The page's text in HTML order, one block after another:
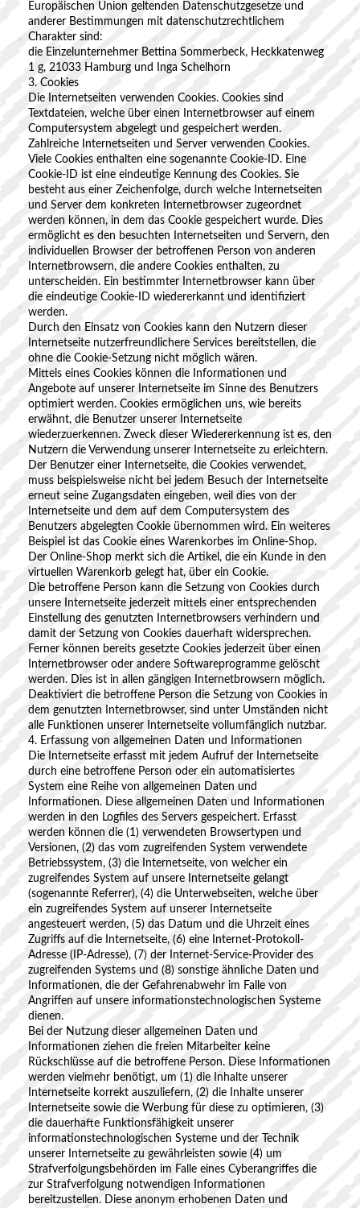
Europäischen Union geltenden Datenschutzgesetze und
anderer Bestimmungen mit datenschutzrechtlichem
Charakter sind:
die Einzelunternehmer Bettina Sommerbeck, Heckkatenweg
1 g, 21033 Hamburg und Inga Schelhorn
3. Cookies
Die Internetseiten verwenden Cookies. Cookies sind
Textdateien, welche über einen Internetbrowser auf einem
Computersystem abgelegt und gespeichert werden.
Zahlreiche Internetseiten und Server verwenden Cookies.
Viele Cookies enthalten eine sogenannte Cookie-ID. Eine
Cookie-ID ist eine eindeutige Kennung des Cookies. Sie
besteht aus einer Zeichenfolge, durch welche Internetseiten
und Server dem konkreten Internetbrowser zugeordnet
werden können, in dem das Cookie gespeichert wurde. Dies
ermöglicht es den besuchten Internetseiten und Servern, den
individuellen Browser der betroffenen Person von anderen
Internetbrowsern, die andere Cookies enthalten, zu
unterscheiden. Ein bestimmter Internetbrowser kann über
die eindeutige Cookie-ID wiedererkannt und identifiziert
werden.
Durch den Einsatz von Cookies kann den Nutzern dieser
Internetseite nutzerfreundlichere Services bereitstellen, die
ohne die Cookie-Setzung nicht möglich wären.
Mittels eines Cookies können die Informationen und
Angebote auf unserer Internetseite im Sinne des Benutzers
optimiert werden. Cookies ermöglichen uns, wie bereits
erwähnt, die Benutzer unserer Internetseite
wiederzuerkennen. Zweck dieser Wiedererkennung ist es, den
Nutzern die Verwendung unserer Internetseite zu erleichtern.
Der Benutzer einer Internetseite, die Cookies verwendet,
muss beispielsweise nicht bei jedem Besuch der Internetseite
erneut seine Zugangsdaten eingeben, weil dies von der
Internetseite und dem auf dem Computersystem des
Benutzers abgelegten Cookie übernommen wird. Ein weiteres
Beispiel ist das Cookie eines Warenkorbes im Online-Shop.
Der Online-Shop merkt sich die Artikel, die ein Kunde in den
virtuellen Warenkorb gelegt hat, über ein Cookie.
Die betroffene Person kann die Setzung von Cookies durch
unsere Internetseite jederzeit mittels einer entsprechenden
Einstellung des genutzten Internetbrowsers verhindern und
damit der Setzung von Cookies dauerhaft widersprechen.
Ferner können bereits gesetzte Cookies jederzeit über einen
Internetbrowser oder andere Softwareprogramme gelöscht
werden. Dies ist in allen gängigen Internetbrowsern möglich.
Deaktiviert die betroffene Person die Setzung von Cookies in
dem genutzten Internetbrowser, sind unter Umständen nicht
alle Funktionen unserer Internetseite vollumfänglich nutzbar.
4. Erfassung von allgemeinen Daten und Informationen
Die Internetseite erfasst mit jedem Aufruf der Internetseite
durch eine betroffene Person oder ein automatisiertes
System eine Reihe von allgemeinen Daten und
Informationen. Diese allgemeinen Daten und Informationen
werden in den Logfiles des Servers gespeichert. Erfasst
werden können die (1) verwendeten Browsertypen und
Versionen, (2) das vom zugreifenden System verwendete
Betriebssystem, (3) die Internetseite, von welcher ein
zugreifendes System auf unsere Internetseite gelangt
(sogenannte Referrer), (4) die Unterwebseiten, welche über
ein zugreifendes System auf unserer Internetseite
angesteuert werden, (5) das Datum und die Uhrzeit eines
Zugriffs auf die Internetseite, (6) eine Internet-Protokoll-
Adresse (IP-Adresse), (7) der Internet-Service-Provider des
zugreifenden Systems und (8) sonstige ähnliche Daten und
Informationen, die der Gefahrenabwehr im Falle von
Angriffen auf unsere informationstechnologischen Systeme
dienen.
Bei der Nutzung dieser allgemeinen Daten und
Informationen ziehen die freien Mitarbeiter keine
Rückschlüsse auf die betroffene Person. Diese Informationen
werden vielmehr benötigt, um (1) die Inhalte unserer
Internetseite korrekt auszuliefern, (2) die Inhalte unserer
Internetseite sowie die Werbung für diese zu optimieren, (3)
die dauerhafte Funktionsfähigkeit unserer
informationstechnologischen Systeme und der Technik
unserer Internetseite zu gewährleisten sowie (4) um
Strafverfolgungsbehörden im Falle eines Cyberangriffes die
zur Strafverfolgung notwendigen Informationen
bereitzustellen. Diese anonym erhobenen Daten und